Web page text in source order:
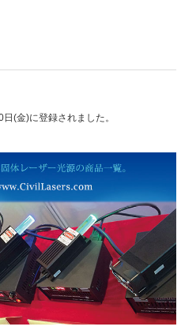
(金)に登録されました。